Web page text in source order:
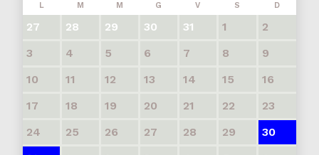
L M M G V S D
27 28 29 30 31 1
2
3
4 5 6 7 8
9
10
11 12 13 14 15
16
17
18 19 20 21 22
23
24
25 26 27 28 29
30